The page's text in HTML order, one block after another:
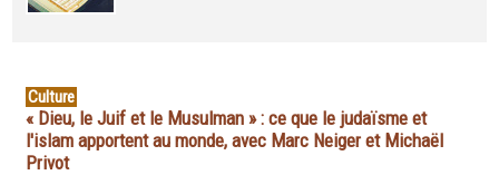
Culture
« Dieu, le Juif et le Musulman » : ce que le judaïsme et
l'islam apportent au monde, avec Marc Neiger et Michaël
Privot